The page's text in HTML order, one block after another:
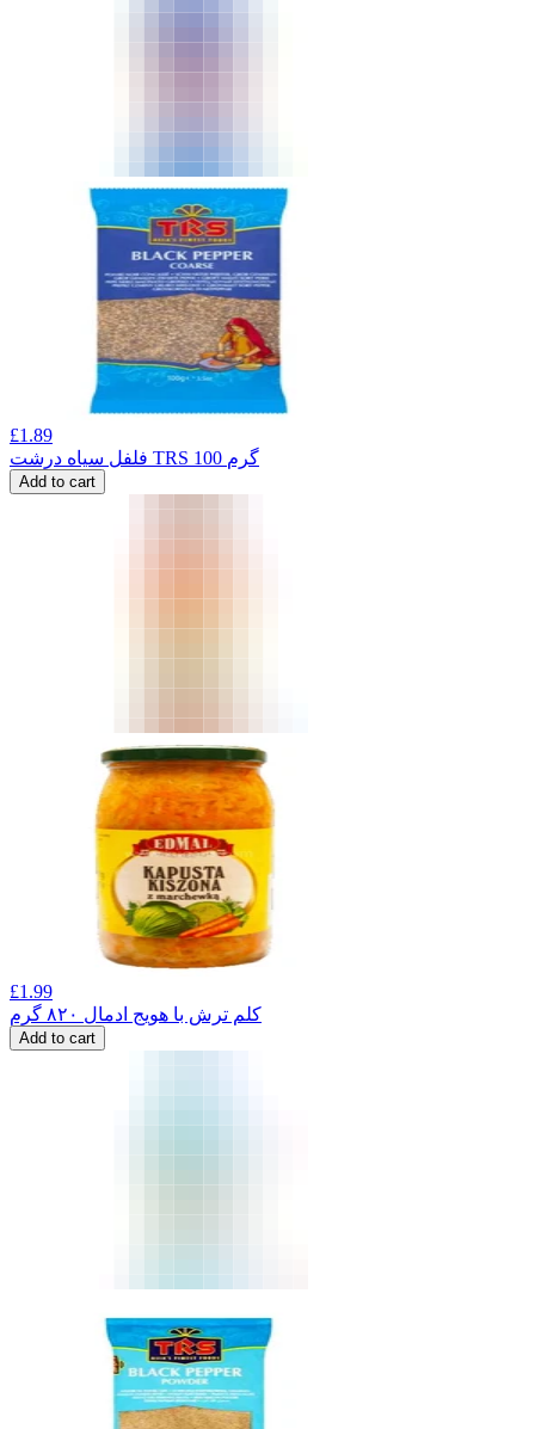
£1.89
فلفل سیاه درشت TRS 100 گرم
Add to cart
£1.99
کلم ترش با هویج ادمال ۸۲۰ گرم
Add to cart